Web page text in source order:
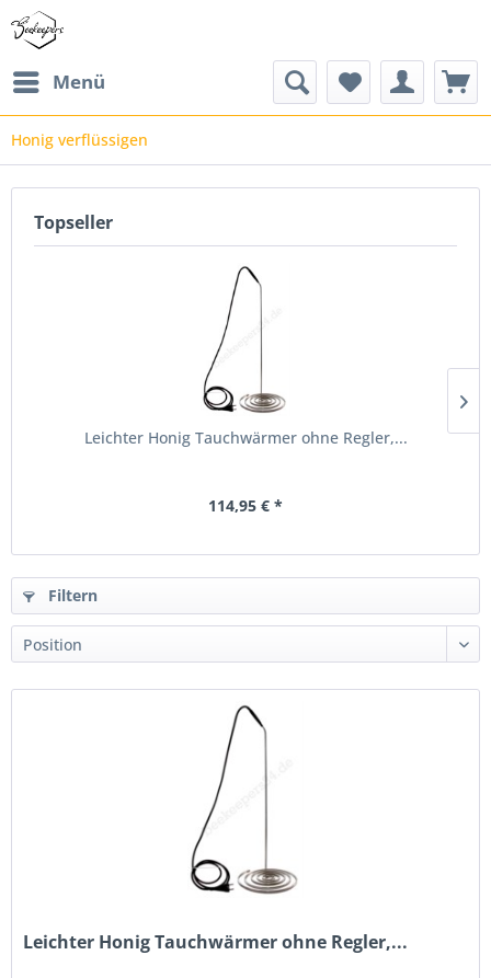
Menü
Honig verflüssigen
Topseller
Leichter Honig Tauchwärmer ohne Regler,...
114,95 € *
Filtern
Leichter Honig Tauchwärmer ohne Regler,...